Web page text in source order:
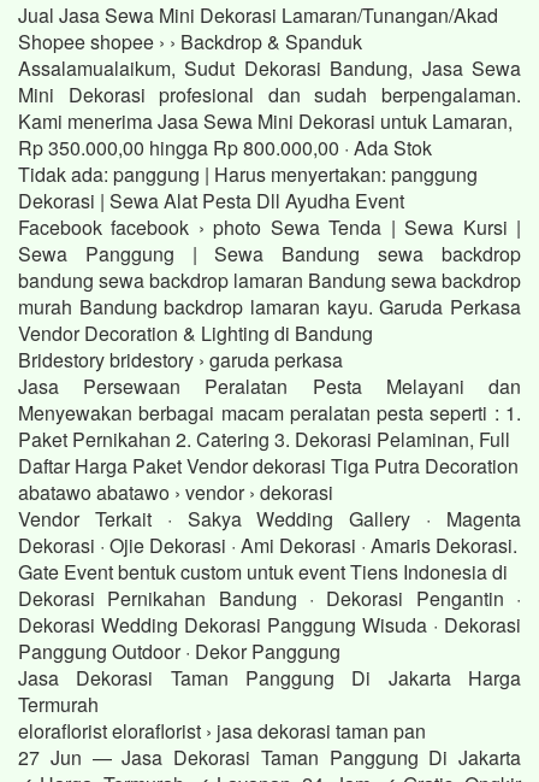
Jual Jasa Sewa Mini Dekorasi Lamaran/Tunangan/Akad
Shopee shopee › › Backdrop & Spanduk
Assalamualaikum, Sudut Dekorasi Bandung, Jasa Sewa
Mini Dekorasi profesional dan sudah berpengalaman.
Kami menerima Jasa Sewa Mini Dekorasi untuk Lamaran,
Rp 350.000,00 hingga Rp 800.000,00 · ‎Ada Stok
Tidak ada: panggung ‎| Harus menyertakan: panggung
Dekorasi | Sewa Alat Pesta Dll Ayudha Event
Facebook facebook › photo Sewa Tenda | Sewa Kursi |
Sewa Panggung | Sewa Bandung sewa backdrop
bandung sewa backdrop lamaran Bandung sewa backdrop
murah Bandung backdrop lamaran kayu. Garuda Perkasa
Vendor Decoration & Lighting di Bandung
Bridestory bridestory › garuda perkasa
Jasa Persewaan Peralatan Pesta Melayani dan
Menyewakan berbagai macam peralatan pesta seperti : 1.
Paket Pernikahan 2. Catering 3. Dekorasi Pelaminan, Full
Daftar Harga Paket Vendor dekorasi Tiga Putra Decoration
abatawo abatawo › vendor › dekorasi
Vendor Terkait · Sakya Wedding Gallery · Magenta
Dekorasi · Ojie Dekorasi · Ami Dekorasi · Amaris Dekorasi.
Gate Event bentuk custom untuk event Tiens Indonesia di
Dekorasi Pernikahan Bandung · Dekorasi Pengantin ·
Dekorasi Wedding Dekorasi Panggung Wisuda · Dekorasi
Panggung Outdoor · Dekor Panggung
Jasa Dekorasi Taman Panggung Di Jakarta Harga
Termurah
eloraflorist eloraflorist › jasa dekorasi taman pan
27 Jun — Jasa Dekorasi Taman Panggung Di Jakarta